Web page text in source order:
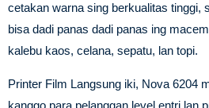
cetakan warna sing berkualitas tinggi,
bisa dadi panas dadi panas ing
kalebu kaos, celana, sepatu, lan topi.
Printer Film Langsung iki, Nova 6204
kanggo para pelanggan level entri lan